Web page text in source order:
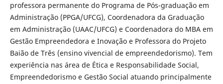
professora permanente do Programa de Pós-graduação em
Administração (PPGA/UFCG), Coordenadora da Graduação
em Administração (UAAC/UFCG) e Coordenadora do MBA em
Gestão Empreendedora e Inovação e Professora do Projeto
Baião de Três (ensino vivencial de empreendedorismo). Tem
experiência nas área de Ética e Responsabilidade Social,
Empreendedorismo e Gestão Social atuando principalmente